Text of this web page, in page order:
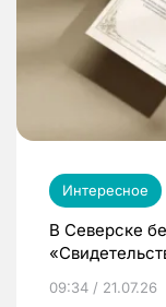
Интересное
В Северске
09:34 / 21.07.26